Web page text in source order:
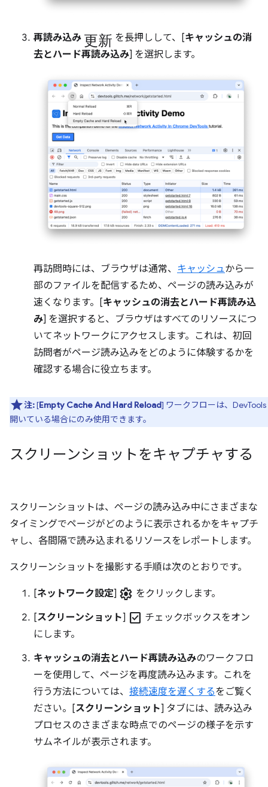
再読み込み 更新 を長押しして、[キャッシュの消
去とハード再読み込み] を選択します。
再訪問時には、ブラウザは通常、 キャッシュから一
部のファイルを配信するため、ページの読み込みが
速くなります。[キャッシュの消去とハード再読み込
み] を選択すると、ブラウザはすべてのリソースにつ
いてネットワークにアクセスします。これは、初回
訪問者がページ読み込みをどのように体験するかを
確認する場合に役立ちます。
注:[Empty Cache And Hard Reload] ワークフローは、DevTools
開いている場合にのみ使用できます。
スクリーンショットをキャプチャする
スクリーンショットは、ページの読み込み中にさまざまな
タイミングでページがどのように表示されるかをキャプチ
ャし、各間隔で読み込まれるリソースをレポートします。
スクリーンショットを撮影する手順は次のとおりです。
[ネットワーク設定] settings をクリックします。
[スクリーンショット] check_box チェックボックスをオン
にします。
キャッシュの消去とハード再読み込みのワークフロ
ーを使用して、ページを再度読み込みます。これを
行う方法については、 接続速度を遅くするをご覧く
ださい。[スクリーンショット] タブには、読み込み
プロセスのさまざまな時点でのページの様子を示す
サムネイルが表示されます。